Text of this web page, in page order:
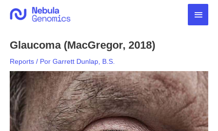
para
Glaucoma (MacGregor, 2018)
Reports / Por Garrett Dunlap, B.S.